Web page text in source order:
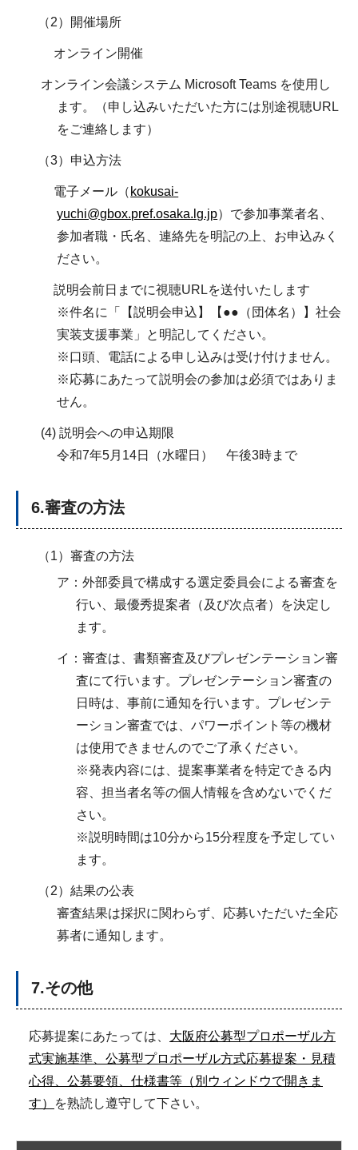
（2）開催場所
オンライン開催
オンライン会議システム Microsoft Teams を使用し
ます。（申し込みいただいた方には別途視聴URL
をご連絡します）
（3）申込方法
電子メール（ kokusai-
yuchi@gbox.pref.osaka.lg.jp）で参加事業者名、
参加者職・氏名、連絡先を明記の上、お申込みく
ださい。
説明会前日までに視聴URLを送付いたします
※件名に「【説明会申込】【●●（団体名）】社会
実装支援事業」と明記してください。
※口頭、電話による申し込みは受け付けません。
※応募にあたって説明会の参加は必須ではありま
せん。
(4) 説明会への申込期限
令和7年5月14日（水曜日） 午後3時まで
6.審査の方法
（1）審査の方法
ア：外部委員で構成する選定委員会による審査を
行い、最優秀提案者（及び次点者）を決定し
ます。
イ：審査は、書類審査及びプレゼンテーション審
査にて行います。プレゼンテーション審査の
日時は、事前に通知を行います。プレゼンテ
ーション審査では、パワーポイント等の機材
は使用できませんのでご了承ください。
※発表内容には、提案事業者を特定できる内
容、担当者名等の個人情報を含めないでくだ
さい。
※説明時間は10分から15分程度を予定してい
ます。
（2）結果の公表
審査結果は採択に関わらず、応募いただいた全応
募者に通知します。
7.その他
応募提案にあたっては、 大阪府公募型プロポーザル方
式実施基準、公募型プロポーザル方式応募提案・見積
心得、公募要領、仕様書等（別ウィンドウで開きま
す）
を熟読し遵守して下さい。